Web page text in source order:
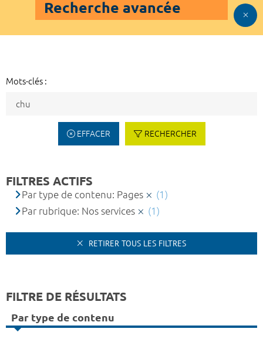
Recherche avancée
Mots-clés :
EFFACER RECHERCHER
FILTRES ACTIFS
Par type de contenu: Pages
(1)
Par rubrique: Nos services
(1)
RETIRER TOUS LES FILTRES
FILTRE DE RÉSULTATS
Par type de contenu